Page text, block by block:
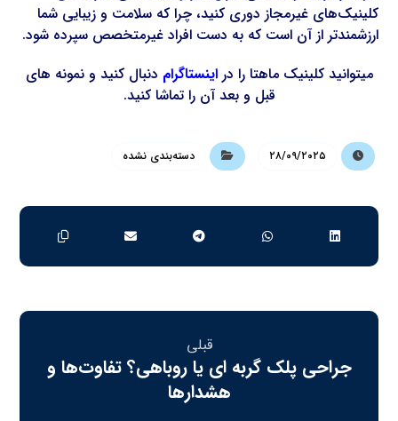
کلینیک‌های غیرمجاز دوری کنید، چرا که سلامت و زیبایی شما
ارزشمندتر از آن است که به دست افراد غیرمتخصص سپرده شود.
میتوانید کلینیک ماهتا را دراینستاگرام دنبال کنید و نمونه های
قبل و بعد آن را تماشا کنید.
۲۸/۰۹/۲۰۲۵ دسته‌بندی نشده
قبلی
جراحی پلک گربه‌ ای یا روباهی؟ تفاوت‌ها و
هشدارها